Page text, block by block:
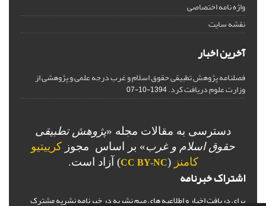
واژه نامه اختصاصی
نقشه سایت
آخرین اخبار
فصلنامه پژوهش تطبیقی حقوق اسلام و غرب درجه علمی و پژوهشی از
وزارت علوم دریافت کرد.1394-10-07
دسترسی به مقالات مجله «پژوهش تطبیقی
حقوق اسلام و غرب» بر اساس مجوز کرییتیو
کامنز (
CC BY-NC) آزاد است.
اشتراک خبرنامه
برای دریافت اخبار و اطلاعیه های مهم نشریه در خبرنامه نشریه مشترک